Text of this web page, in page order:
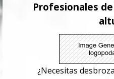
Profesionales
¿Necesitas